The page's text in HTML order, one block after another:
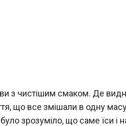
з чистішим смаком. Де
що все змішали в одну
зрозуміло, що саме їси і